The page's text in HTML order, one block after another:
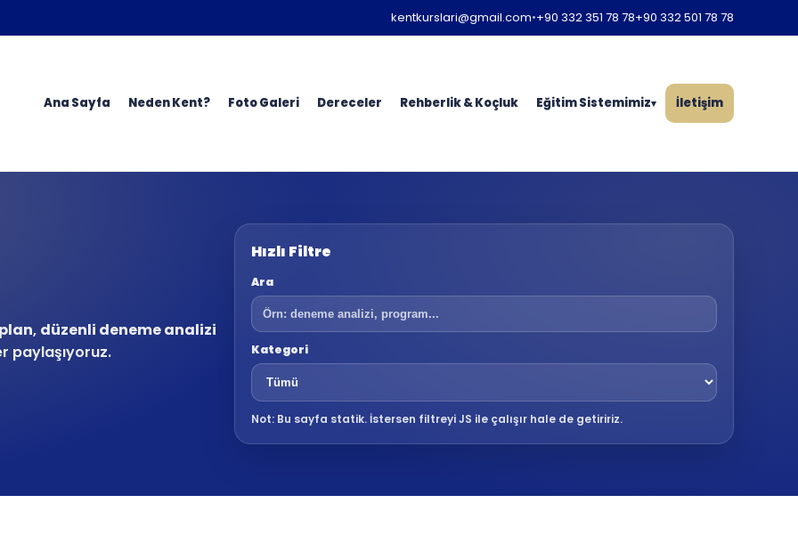
kentkurslari@gmail.com•+90 332 351 78 78+90 332 501 78 78
Ana Sayfa Neden Kent? Foto Galeri Dereceler Rehberlik & Koçluk Eğitim Sistemimiz▾ İletişim
, düzenli deneme analizi
paylaşıyoruz.
Hızlı Filtre
Ara
Kategori
Not: Bu sayfa statik. İstersen filtreyi JS ile çalışır hale de getiririz.